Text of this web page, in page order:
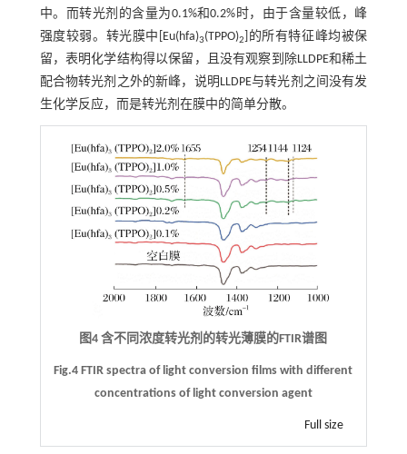
中。而转光剂的含量为0.1%和0.2%时，由于含量较低，峰
强度较弱。转光膜中[Eu(hfa)3(TPPO)2
]的所有特征峰均被保
留，表明化学结构得以保留，且没有观察到除LLDPE和稀土
配合物转光剂之外的新峰，说明LLDPE与转光剂之间没有发
生化学反应，而是转光剂在膜中的简单分散。
图4 含不同浓度转光剂的转光薄膜的FTIR谱图
Fig.4 FTIR spectra of light conversion films with different
concentrations of light conversion agent
Full size